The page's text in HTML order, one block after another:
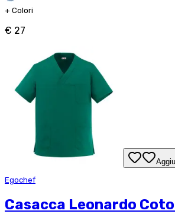
+ Colori
€ 27
Egochef
Casacca Leonardo